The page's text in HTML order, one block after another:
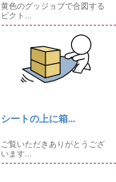
黄色のグッジョブで合図する
ピクト...
シートの上に箱...
ご覧いただきありがとうござ
います...